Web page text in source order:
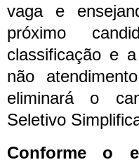
vaga e
próximo
classificação e
não
eliminará o
Seletivo
Conforme o